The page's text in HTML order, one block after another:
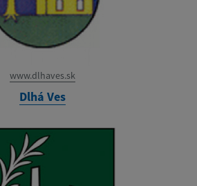
www.dlhaves.sk
Dlhá Ves